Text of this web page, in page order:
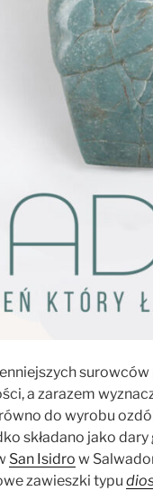
a zarazem
do wyrobu
składano jako
San Isidro w
zawieszki typu